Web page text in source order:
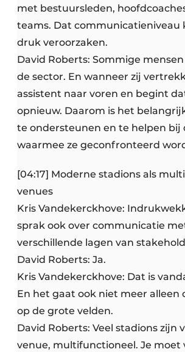
met bestuursleden,
teams. Dat communicatieniveau
druk veroorzaken.
David Roberts: Sommige
de sector. En wanneer zij
assistent naar voren en begint
opnieuw. Daarom is het
te ondersteunen en te helpen bij
waarmee ze geconfronteerd
[04:17] Moderne stadions als
venues
Kris Vandekerckhove:
sprak ook over communicatie
verschillende lagen van
David Roberts: Ja.
Kris Vandekerckhove: Dat is
En het gaat ook niet meer alleen
op de grote velden.
David Roberts: Veel stadions zijn
venue, multifunctioneel. Je moet